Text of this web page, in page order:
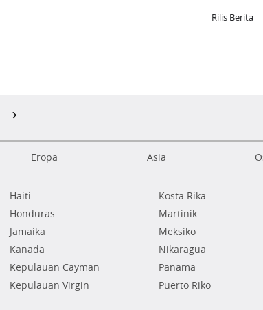
Rilis Berita
Eropa Asia
Haiti
Honduras
Jamaika
Kanada
Kepulauan Cayman
Kepulauan Virgin
Kosta Rika
Martinik
Meksiko
Nikaragua
Panama
Puerto Riko